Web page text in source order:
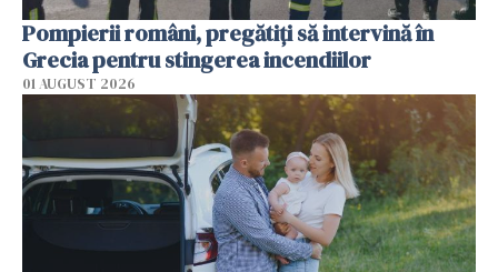
Pompierii români, pregătiţi să intervină în
Grecia pentru stingerea incendiilor
01 AUGUST 2026